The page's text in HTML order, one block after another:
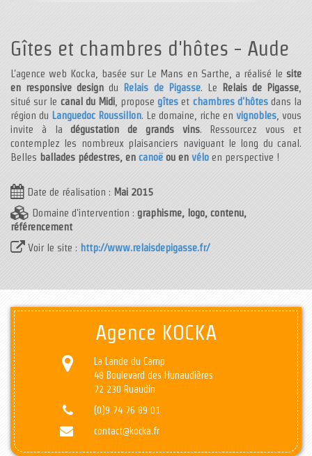
Gîtes et chambres d'hôtes - Aude
L'agence web Kocka, basée sur Le Mans en Sarthe, a réalisé le site
en responsive design du Relais de Pigasse. Le Relais de Pigasse
situé sur le canal du Midi, proposegîtes et chambres d'hôtesdans la
région du Languedoc Roussillon. Le domaine, riche en vignobles , vous
invite à ladégustation de grands vins. Ressourcez vous et
contemplez les nombreux plaisanciers naviguant le long du canal.
Belles ballades pédestres, en canoë ou en vélo en perspective !
Date de réalisation : Mai 2015
Domaine d'intervention : graphisme, logo, contenu,
référencement
Voir le site : http://www.relaisdepigasse.fr/
Agence KOCKA
La Lande du Camp
48 Boulevard des Hunaudières
72 230 Ruaudin
(0)9 74 76 89 01
contact@kocka.fr